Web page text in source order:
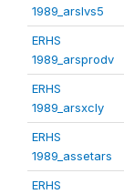
1989_arslvs5
ERHS
1989_arsprodv
ERHS
1989_arsxcly
ERHS
1989_assetars
ERHS